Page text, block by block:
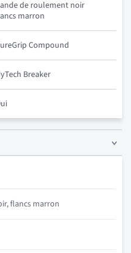
de roulement noir
marron
Compound
Breaker
flancs marron